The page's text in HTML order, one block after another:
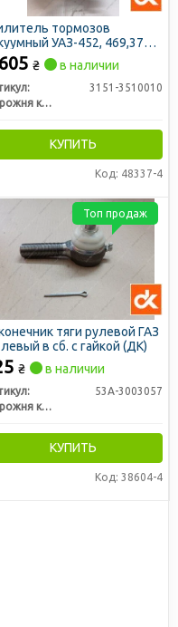
тормозов
УАЗ-452, 469,3741
(ДК)
₴ в наличии
3151-3510010
Дорожня карта
КУПИТЬ
Код: 48337-4
тяги рулевой ГАЗ
в сб. с гайкой (ДК)
₴ в наличии
53А-3003057
Дорожня карта
КУПИТЬ
Код: 38604-4
Топ продаж